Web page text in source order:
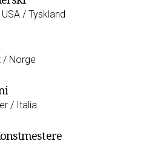
/ Tyskland
/ Norge
/ Italia